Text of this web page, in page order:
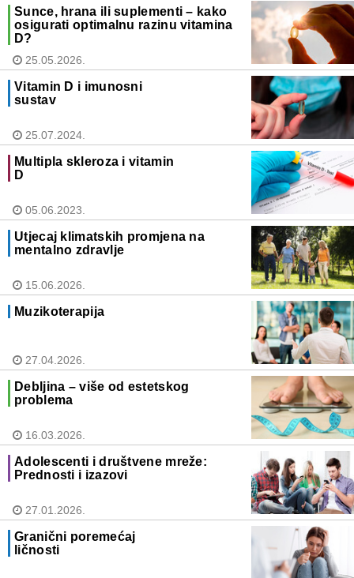
Sunce, hrana ili suplementi – kako
osigurati optimalnu razinu vitamina
D?
25.05.2026.
Vitamin D i imunosni
sustav
25.07.2024.
Multipla skleroza i vitamin
D
05.06.2023.
Utjecaj klimatskih promjena na
mentalno zdravlje
15.06.2026.
Muzikoterapija
27.04.2026.
Debljina – više od estetskog
problema
16.03.2026.
Adolescenti i društvene mreže:
Prednosti i izazovi
27.01.2026.
Granični poremećaj
ličnosti